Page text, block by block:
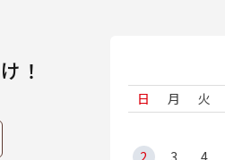
日 月 火
2
3 4
！